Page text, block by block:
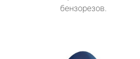
бензорезов.